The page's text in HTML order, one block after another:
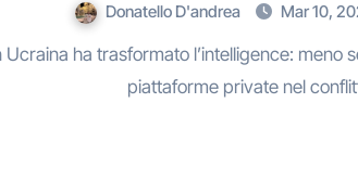
Donatello D'andrea Mar 10,
ha trasformato l’intelligence: meno
piattaforme private nel